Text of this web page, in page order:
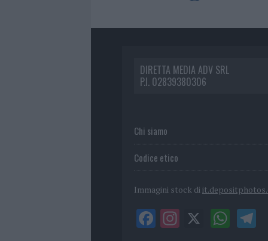
DIRETTA MEDIA ADV SRL
P.I. 02839380306
Chi siamo
Codice etico
Immagini stock di